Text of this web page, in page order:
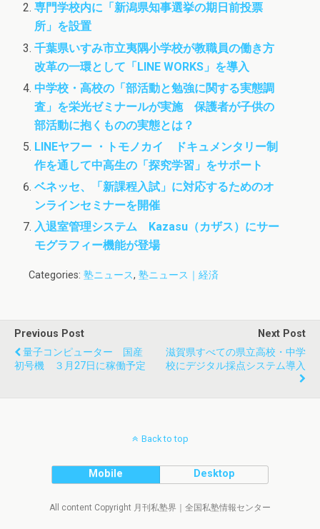
専門学校内に「新潟県知事選挙の期日前投票
所」を設置
千葉県いすみ市立夷隅小学校が教職員の働き方
改革の一環として「LINE WORKS」を導入
中学校・高校の「部活動と勉強に関する実態調
査」を栄光ゼミナールが実施 保護者が子供の
部活動に抱くものの実態とは？
LINEヤフー ・トモノカイ ドキュメンタリー制
作を通して中高生の「探究学習」をサポート
ベネッセ、「新課程入試」に対応するためのオ
ンラインセミナーを開催
入退室管理システム Kazasu（カザス）にサー
モグラフィー機能が登場
Categories: 塾ニュース, 塾ニュース｜経済
Previous Post
量子コンピューター 国産
初号機 ３月27日に稼働予定
Next Post
滋賀県すべての県立高校・中学
校にデジタル採点システム導入
Back to top
Mobile Desktop
All content Copyright 月刊私塾界｜全国私塾情報センター